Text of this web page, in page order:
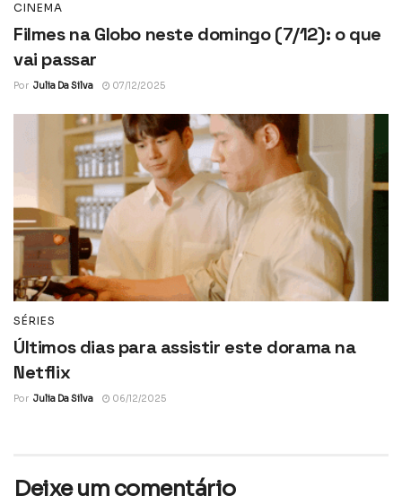
CINEMA
Filmes na Globo neste domingo (7/12): o que
vai passar
Por Julia Da Silva 07/12/2025
SÉRIES
Últimos dias para assistir este dorama na
Netflix
Por Julia Da Silva 06/12/2025
Deixe um comentário